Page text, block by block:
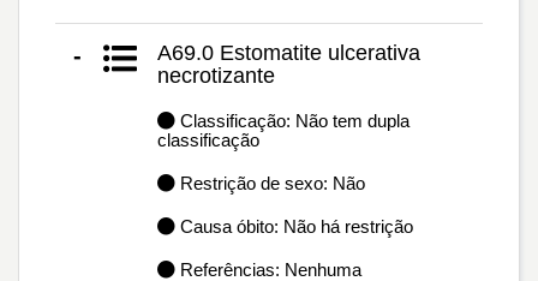
-
A69.0 Estomatite ulcerativa
necrotizante
Classificação: Não tem dupla
classificação
Restrição de sexo: Não
Causa óbito: Não há restrição
Referências: Nenhuma